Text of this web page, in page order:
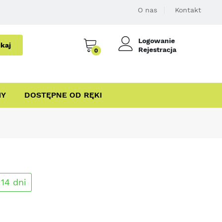
O nas Kontakt
0
Logowanie
Rejestracja
DOSTĘPNE OD RĘKI
dni